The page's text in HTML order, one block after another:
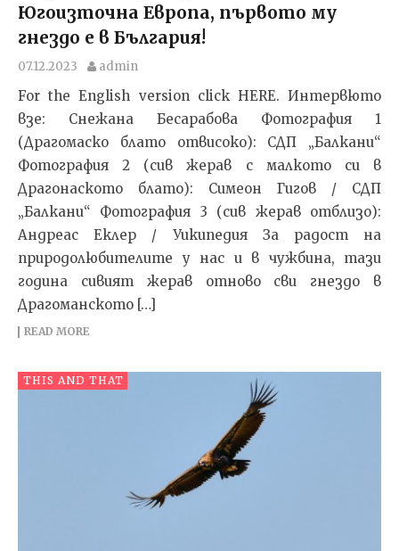
Югоизточна Европа, първото му
гнездо е в България!
07.12.2023 admin
For the English version click HERE. Интервюто
взе: Снежана Бесарабова Фотография 1
(Драгомаско блато отвисоко): СДП „Балкани“
Фотография 2 (сив жерав с малкото си в
Драгонаското блато): Симеон Гигов / СДП
„Балкани“ Фотография 3 (сив жерав отблизо):
Андреас Еклер / Уикипедия За радост на
природолюбителите у нас и в чужбина, тази
година сивият жерав отново сви гнездо в
Драгоманското […]
READ MORE
THIS AND THAT